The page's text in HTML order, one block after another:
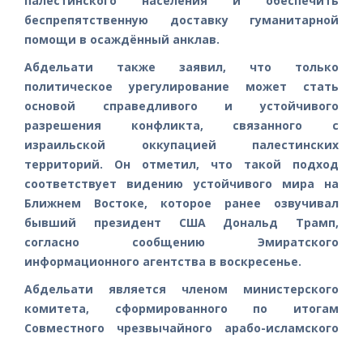
беспрепятственную доставку гуманитарной
помощи в осаждённый анклав.
Абдельати также заявил, что только
политическое урегулирование может стать
основой справедливого и устойчивого
разрешения конфликта, связанного с
израильской оккупацией палестинских
территорий. Он отметил, что такой подход
соответствует видению устойчивого мира на
Ближнем Востоке, которое ранее озвучивал
бывший президент США Дональд Трамп,
согласно сообщению Эмиратского
информационного агентства в воскресенье.
Абдельати является членом министерского
комитета, сформированного по итогам
Совместного чрезвычайного арабо-исламского